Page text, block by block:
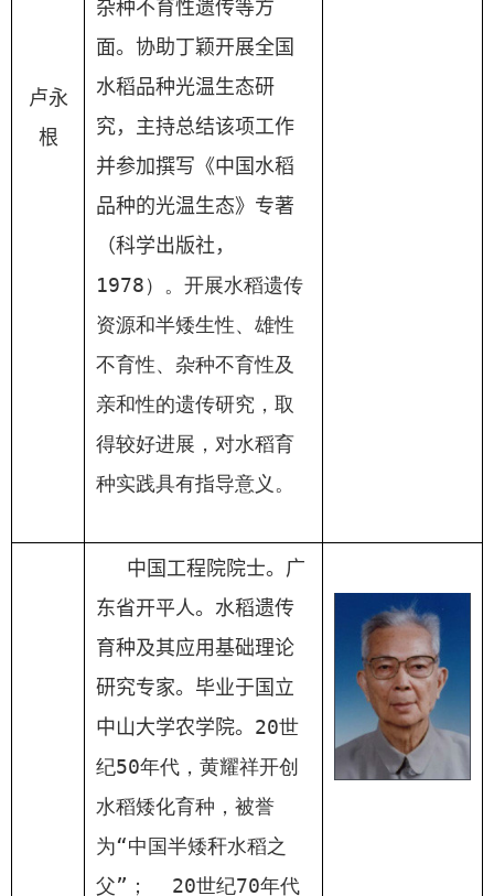
卢永
根
杂种不育性遗传等方
面。协助丁颖开展全国
水稻品种光温生态研
究，主持总结该项工作
并参加撰写《中国水稻
品种的光温生态》专著
（科学出版社，
1978）。开展水稻遗传
资源和半矮生性、雄性
不育性、杂种不育性及
亲和性的遗传研究，取
得较好进展，对水稻育
种实践具有指导意义。
中国工程院院士。广
东省开平人。水稻遗传
育种及其应用基础理论
研究专家。毕业于国立
中山大学农学院。 20世
纪50年代，黄耀祥开创
水稻矮化育种，被誉
为“中国半矮秆水稻之
父”； 20世纪70年代